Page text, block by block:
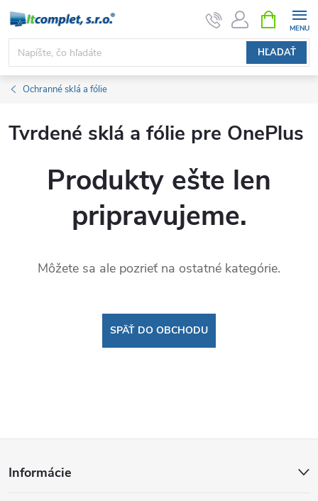
Prejsť
obsah
HĽADAŤ
KOŠÍK
Ochranné sklá a fólie
Tvrdené sklá a fólie pre OnePlus
Produkty ešte len
pripravujeme.
Môžete sa ale pozrieť na ostatné kategórie.
SPÄŤ DO OBCHODU
Informácie